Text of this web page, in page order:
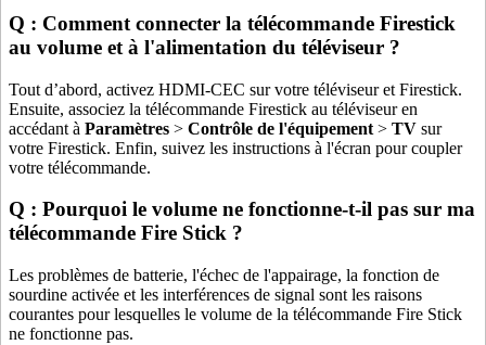
Q : Comment connecter la télécommande Firestick
au volume et à l'alimentation du téléviseur ?
Tout d’abord, activez HDMI-CEC sur votre téléviseur et Firestick.
Ensuite, associez la télécommande Firestick au téléviseur en
accédant à Paramètres > Contrôle de l'équipement > TV sur
votre Firestick. Enfin, suivez les instructions à l'écran pour coupler
votre télécommande.
Q : Pourquoi le volume ne fonctionne-t-il pas sur ma
télécommande Fire Stick ?
Les problèmes de batterie, l'échec de l'appairage, la fonction de
sourdine activée et les interférences de signal sont les raisons
courantes pour lesquelles le volume de la télécommande Fire Stick
ne fonctionne pas.